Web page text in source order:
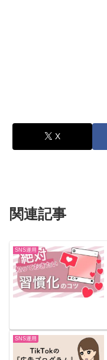
X
関連記事
SNS運用
SNS運用